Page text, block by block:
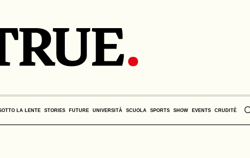
LA LENTE STORIES FUTURE UNIVERSITÀ SCUOLA SPORTS SHOW EVENTS CRUDITÈ